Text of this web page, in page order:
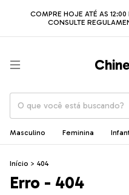
COMPRE HOJE ATÉ AS
CONSULTE
Masculino Feminina
Início > 404
Erro - 404